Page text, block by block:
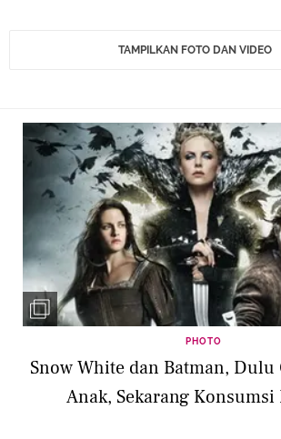
TAMPILKAN FOTO DAN VIDEO
PHOTO
Snow White dan Batman,
Anak, Sekarang Konsumsi